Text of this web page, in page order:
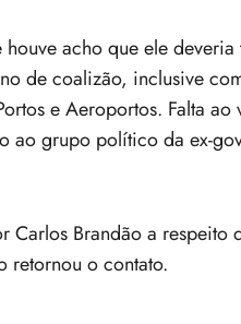
acho que ele
de coalizão, inclusive
e Aeroportos. Falta
grupo político da ex-
Brandão a respeito
retornou o contato.